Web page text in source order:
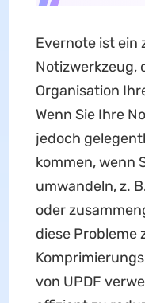
Evernote ist ein
Notizwerkzeug,
Organisation
Wenn Sie Ihre
jedoch
kommen, wenn
umwandeln, z.
oder
diese Probleme
von UPDF